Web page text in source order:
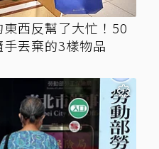
西反幫了大忙！50
丟棄的3樣物品